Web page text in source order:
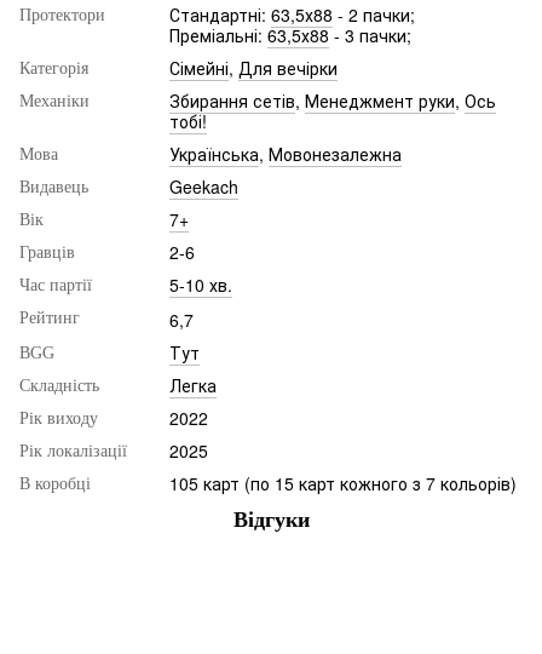
Протектори Стандартні: 63,5х88 - 2 пачки;
Преміальні: 63,5х88- 3 пачки;
Категорія Сімейні, Для вечірки
Механіки Збирання сетів, Менеджмент руки, Ось
тобі!
Мова Українська, Мовонезалежна
Видавець Geekach
Вік 7+
Гравців 2-6
Час партії 5-10 хв.
Рейтинг 6,7
BGG Тут
Складність Легка
Рік виходу 2022
Рік локалізації 2025
В коробці
105 карт (по 15 карт кожного з 7 кольорів)
Відгуки